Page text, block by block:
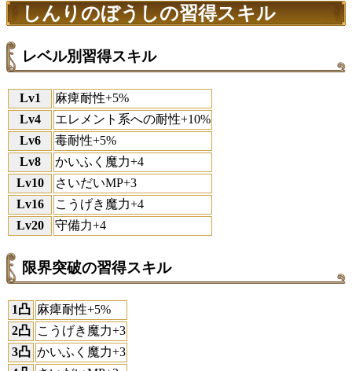
しんりのぼうしの習得スキル
レベル別習得スキル
Lv1
麻痺耐性+5%
Lv4
エレメント系への耐性+10%
Lv6
毒耐性+5%
Lv8
かいふく魔力+4
Lv10
さいだいMP+3
Lv16
こうげき魔力+4
Lv20
守備力+4
限界突破の習得スキル
1凸 麻痺耐性+5%
2凸
こうげき魔力+3
3凸 かいふく魔力+3